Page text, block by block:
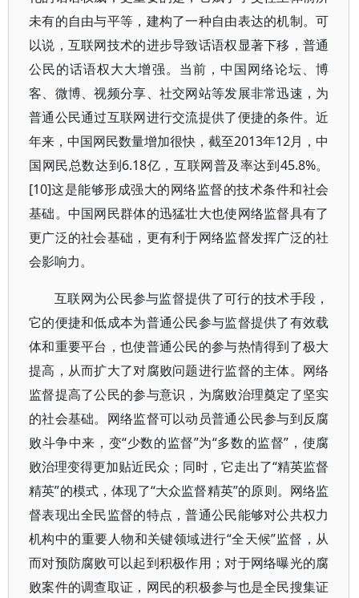
未有的自由与平等，建构了一种自由表达的机制。可
以说，互联网技术的进步导致话语权显著下移，普通
公民的话语权大大增强。当前，中国网络论坛、博
客、微博、视频分享、社交网站等发展非常迅速，为
普通公民通过互联网进行交流提供了便捷的条件。近
年来，中国网民数量增加很快，截至2013年12月，中
国网民总数达到6.18亿，互联网普及率达到45.8%。
[10]这是能够形成强大的网络监督的技术条件和社会
基础。中国网民群体的迅猛壮大也使网络监督具有了
更广泛的社会基础，更有利于网络监督发挥广泛的社
会影响力。
互联网为公民参与监督提供了可行的技术手段，
它的便捷和低成本为普通公民参与监督提供了有效载
体和重要平台，也使普通公民的参与热情得到了极大
提高，从而扩大了对腐败问题进行监督的主体。网络
监督提高了公民的参与意识，为腐败治理奠定了坚实
的社会基础。网络监督可以动员普通公民参与到反腐
败斗争中来，变“少数的监督”为“多数的监督”，使腐
败治理变得更加贴近民众；同时，它走出了“精英监督
精英”的模式，体现了“大众监督精英”的原则。网络监
督表现出全民监督的特点，普通公民能够对公共权力
机构中的重要人物和关键领域进行“全天候”监督，从
而对预防腐败可以起到积极作用；对于网络曝光的腐
败案件的调查取证，网民的积极参与也是全民搜集证